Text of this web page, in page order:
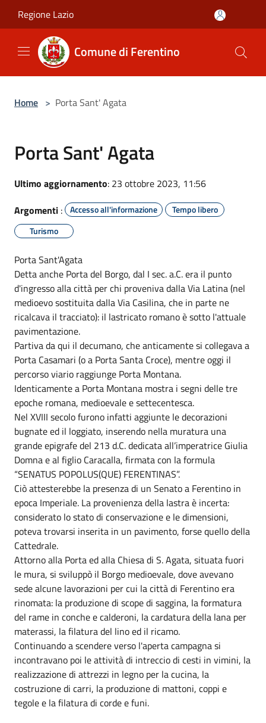
Regione Lazio
Comune di Ferentino
Home > Porta Sant' Agata
Porta Sant' Agata
Ultimo aggiornamento: 23 ottobre 2023, 11:56
Argomenti : Accesso all'informazione
Tempo libero
Turismo
Porta Sant'Agata
Detta anche Porta del Borgo, dal I sec. a.C. era il punto
d'ingresso alla città per chi proveniva dalla Via Latina (nel
medioevo sostituita dalla Via Casilina, che in parte ne
ricalcava il tracciato): il lastricato romano è sotto l'attuale
pavimentazione.
Partiva da qui il decumano, che anticamente si collegava a
Porta Casamari (o a Porta Santa Croce), mentre oggi il
percorso viario raggiunge Porta Montana.
Identicamente a Porta Montana mostra i segni delle tre
epoche romana, medioevale e settecentesca.
Nel XVIII secolo furono infatti aggiunte le decorazioni
bugnate ed il loggiato, inserendo nella muratura una
grande epigrafe del 213 d.C. dedicata all’imperatrice Giulia
Domna e al figlio Caracalla, firmata con la formula
“SENATUS POPOLUS(QUE) FERENTINAS”.
Ciò attesterebbe la presenza di un Senato a Ferentino in
epoca Imperiale. La provenienza della lastra è incerta:
considerato lo stato di conservazione e le dimensioni,
poteva trovarsi inserita in un pavimento, forse quello della
Cattedrale.
Attorno alla Porta ed alla Chiesa di S. Agata, situata fuori
le mura, si sviluppò il Borgo medioevale, dove avevano
sede alcune lavorazioni per cui la città di Ferentino era
rinomata: la produzione di scope di saggina, la formatura
del rame in conche e calderoni, la cardatura della lana per
materassi, la filatura del lino ed il ricamo.
Continuando a scendere verso l'aperta campagna si
incontravano poi le attività di intreccio di cesti in vimini, la
realizzazione di attrezzi in legno per la cucina, la
costruzione di carri, la produzione di mattoni, coppi e
tegole e la filatura di corde e funi.